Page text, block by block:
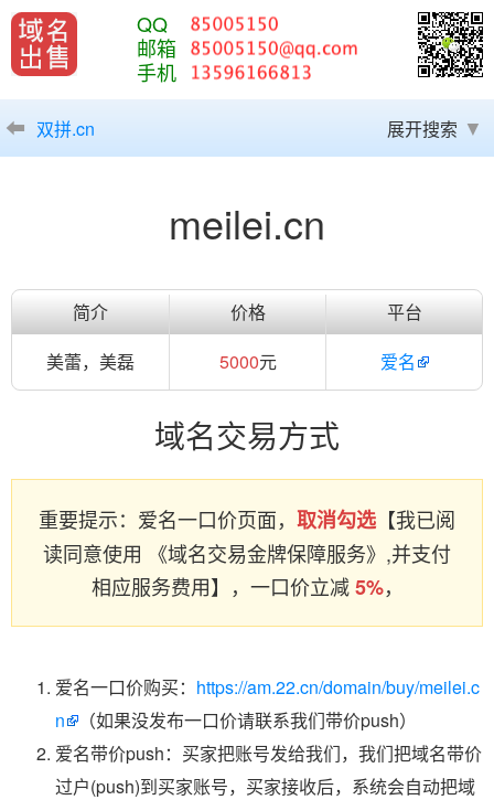
QQ
邮箱
手机
双拼.cn 展开搜索
meilei.cn
简介 价格
平台
美蕾，美磊
5000元 爱名
域名交易方式
重要提示：爱名一口价页面， 取消勾选 【我已阅
读同意使用 《域名交易金牌保障服务》,并支付
相应服务费用】，一口价立减5%，
爱名一口价购买： https://am.22.cn/domain/buy/meilei.c
n
（如果没发布一口价请联系我们带价push）
爱名带价push：买家把账号发给我们，我们把域名带价
过户(push)到买家账号，买家接收后，系统会自动把域